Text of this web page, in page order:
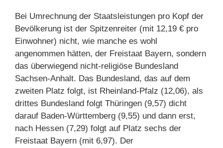
Bei Umrechnung der Staatsleistungen pro Kopf der
Bevölkerung ist der Spitzenreiter (mit 12,19 € pro
Einwohner) nicht, wie manche es wohl
angenommen hätten, der Freistaat Bayern, sondern
das überwiegend nicht-religiöse Bundesland
Sachsen-Anhalt. Das Bundesland, das auf dem
zweiten Platz folgt, ist Rheinland-Pfalz (12,06), als
drittes Bundesland folgt Thüringen (9,57) dicht
darauf Baden-Württemberg (9,55) und dann erst,
nach Hessen (7,29) folgt auf Platz sechs der
Freistaat Bayern (mit 6,97). Der